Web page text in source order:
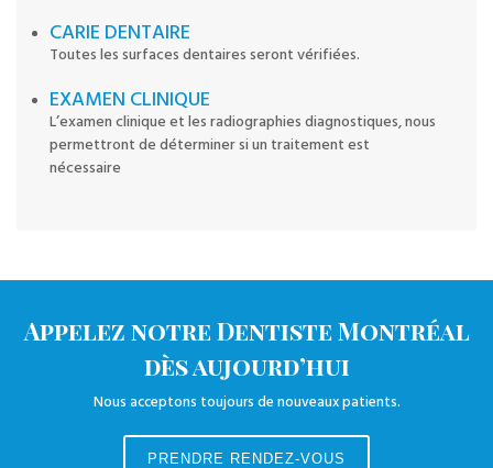
CARIE DENTAIRE
Toutes les surfaces dentaires seront vérifiées.
EXAMEN CLINIQUE
L’examen clinique et les radiographies diagnostiques, nous
permettront de déterminer si un traitement est
nécessaire
Appelez notre Dentiste Montréal
dès aujourd’hui
Nous acceptons toujours de nouveaux patients.
PRENDRE RENDEZ-VOUS